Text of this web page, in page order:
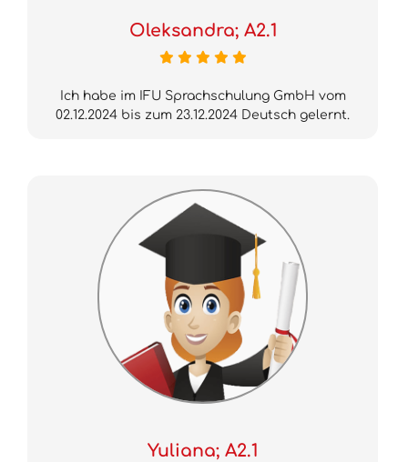
Oleksandra; A2.1
Ich habe im IFU Sprachschulung GmbH vom
02.12.2024 bis zum 23.12.2024 Deutsch gelernt.
Yuliana; A2.1